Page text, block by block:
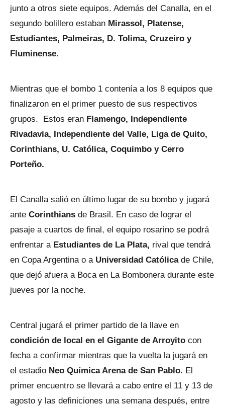
junto a otros siete equipos. Además del Canalla, en el
segundo bolillero estaban Mirassol, Platense,
Estudiantes, Palmeiras, D. Tolima, Cruzeiro y
Fluminense.
Mientras que el bombo 1 contenía a los 8 equipos que
finalizaron en el primer puesto de sus respectivos
grupos. Estos eran Flamengo, Independiente
Rivadavia, Independiente del Valle, Liga de Quito,
Corinthians, U. Católica, Coquimbo y Cerro
Porteño.
El Canalla salió en último lugar de su bombo y jugará
ante Corinthians de Brasil. En caso de lograr el
pasaje a cuartos de final, el equipo rosarino se podrá
enfrentar aEstudiantes de La Plata, rival que tendrá
en Copa Argentina o a Universidad Católicade Chile,
que dejó afuera a Boca en La Bombonera durante este
jueves por la noche.
Central jugará el primer partido de la llave en
condición de local en el Gigante de Arroyito con
fecha a confirmar mientras que la vuelta la jugará en
el estadio Neo Química Arena de San Pablo. El
primer encuentro se llevará a cabo entre el 11 y 13 de
agosto y las definiciones una semana después, entre